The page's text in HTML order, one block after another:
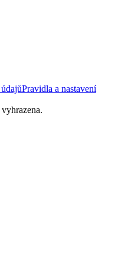
Pravidla a nastavení